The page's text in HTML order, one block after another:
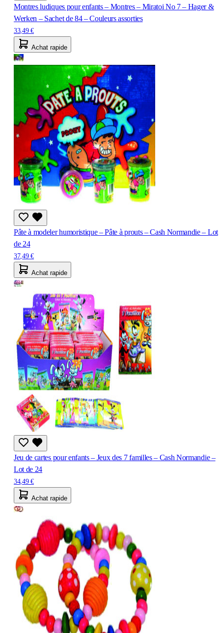
Montres ludiques pour enfants – Montres – Miratoi No 7 – Hager &
Werken – Sachet de 84 – Couleurs assorties
33,49 €
Achat rapide
Pâte à modeler humoristique – Pâte à prouts – Cash Normandie – Lot
de 24
37,49 €
Achat rapide
Jeu de cartes pour enfants – Jeux des 7 familles – Cash Normandie –
Lot de 24
34,49 €
Achat rapide